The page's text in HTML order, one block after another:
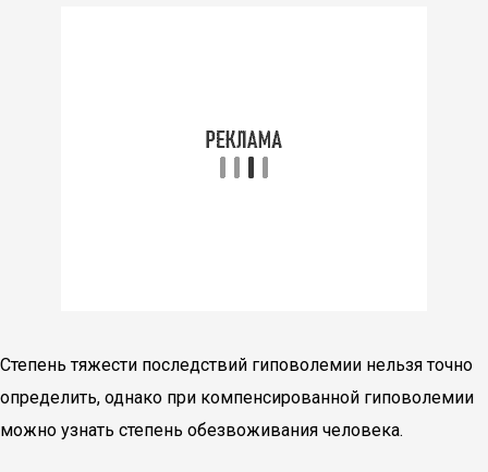
Степень тяжести последствий гиповолемии нельзя точно
определить, однако при компенсированной гиповолемии
можно узнать степень обезвоживания человека.